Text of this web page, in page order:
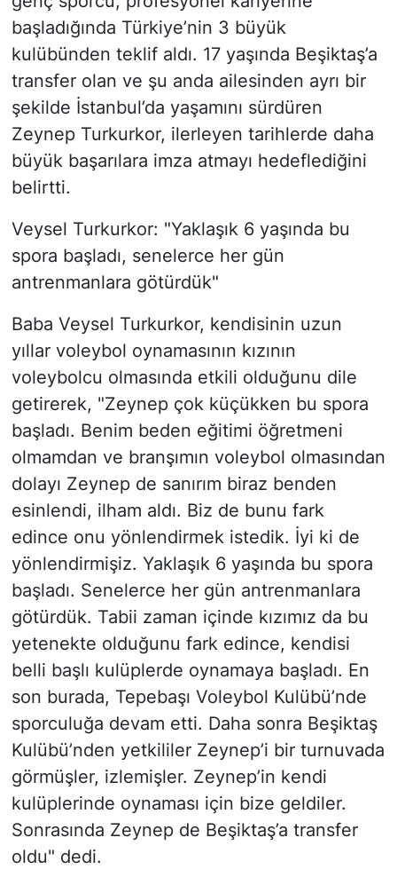
başladığında Türkiye’nin 3 büyük
kulübünden teklif aldı. 17 yaşında Beşiktaş’a
transfer olan ve şu anda ailesinden ayrı bir
şekilde İstanbul’da yaşamını sürdüren
Zeynep Turkurkor, ilerleyen tarihlerde daha
büyük başarılara imza atmayı hedeflediğini
belirtti.
Veysel Turkurkor: "Yaklaşık 6 yaşında bu
spora başladı, senelerce her gün
antrenmanlara götürdük"
Baba Veysel Turkurkor, kendisinin uzun
yıllar voleybol oynamasının kızının
voleybolcu olmasında etkili olduğunu dile
getirerek, "Zeynep çok küçükken bu spora
başladı. Benim beden eğitimi öğretmeni
olmamdan ve branşımın voleybol olmasından
dolayı Zeynep de sanırım biraz benden
esinlendi, ilham aldı. Biz de bunu fark
edince onu yönlendirmek istedik. İyi ki de
yönlendirmişiz. Yaklaşık 6 yaşında bu spora
başladı. Senelerce her gün antrenmanlara
götürdük. Tabii zaman içinde kızımız da bu
yetenekte olduğunu fark edince, kendisi
belli başlı kulüplerde oynamaya başladı. En
son burada, Tepebaşı Voleybol Kulübü’nde
sporculuğa devam etti. Daha sonra Beşiktaş
Kulübü’nden yetkililer Zeynep’i bir turnuvada
görmüşler, izlemişler. Zeynep’in kendi
kulüplerinde oynaması için bize geldiler.
Sonrasında Zeynep de Beşiktaş’a transfer
oldu" dedi.